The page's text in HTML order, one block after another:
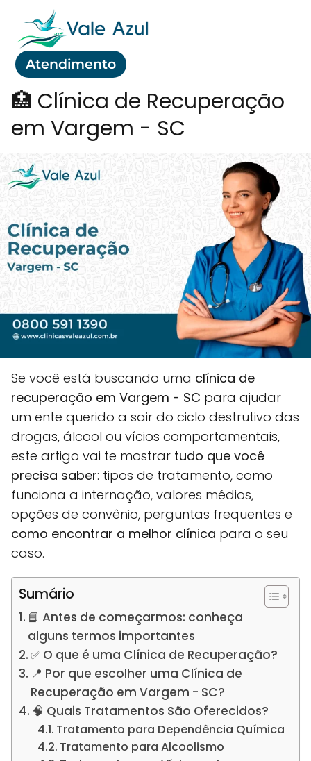
Atendimento
🏥 Clínica de Recuperação
em Vargem - SC
Se você está buscando uma clínica de
recuperação em Vargem - SC para ajudar
um ente querido a sair do ciclo destrutivo das
drogas, álcool ou vícios comportamentais,
este artigo vai te mostrar tudo que você
precisa saber: tipos de tratamento, como
funciona a internação, valores médios,
opções de convênio, perguntas frequentes e
como encontrar a melhor clínica para o seu
caso.
Sumário
📘 Antes de começarmos: conheça
alguns termos importantes
✅ O que é uma Clínica de Recuperação?
📍 Por que escolher uma Clínica de
Recuperação em Vargem - SC?
🧠 Quais Tratamentos São Oferecidos?
Tratamento para Dependência Química
Tratamento para Alcoolismo